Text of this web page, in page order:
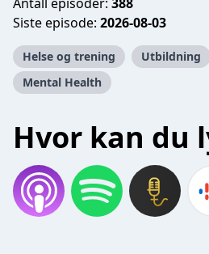
Siste episode: 2026-08-03
Helse og trening Utbildning
Mental Health
Hvor kan du